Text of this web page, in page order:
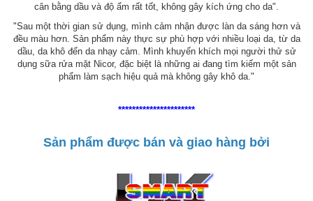
cân bằng dầu và độ ẩm rất tốt, không gây kích ứng cho da".
"Sau một thời gian sử dụng, mình cảm nhận được làn da sáng hơn và
đều màu hơn. Sản phẩm này thực sự phù hợp với nhiều loại da, từ da
dầu, da khô đến da nhạy cảm. Mình khuyến khích mọi người thử sử
dụng sữa rửa mặt Nicor, đặc biệt là những ai đang tìm kiếm một sản
phẩm làm sạch hiệu quả mà không gây khô da."
**********************
Sản phẩm được bán và giao hàng bởi